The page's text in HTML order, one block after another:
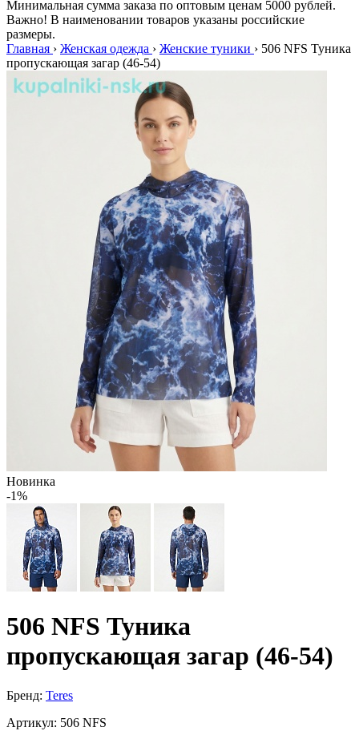
Минимальная сумма заказа по оптовым ценам 5000 рублей.
Важно! В наименовании товаров указаны российские
размеры.
Главная › Женская одежда › Женские туники › 506 NFS Туника
пропускающая загар (46-54)
Новинка
-1%
506 NFS Туника
пропускающая загар (46-54)
Бренд: Teres
Артикул: 506 NFS